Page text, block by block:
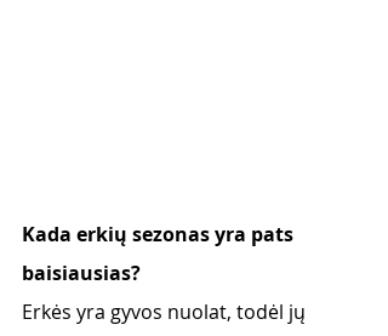
Kada erkių sezonas yra pats
baisiausias?
Erkės yra gyvos nuolat, todėl jų